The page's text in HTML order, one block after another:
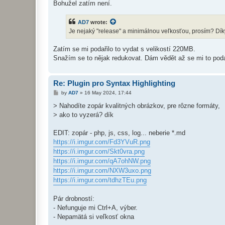
Bohužel zatím není.
AD7 wrote:
Je nejaký "release" a minimálnou veľkosťou, prosím?
Zatím se mi podařilo to vydat s velikostí 220MB.
Snažím se to nějak redukovat. Dám vědět až se mi to
Re: Plugin pro Syntax Highlighting
P
s
by AD7» 16 May 2024, 17:44
> Nahodíte zopár kvalitných obrázkov, pre rôzne formáty,
> ako to vyzerá? dík
EDIT: zopár - php, js, css, log... neberie *.md
https://i.imgur.com/Fd3YVuR.png
https://i.imgur.com/Skt0vra.png
https://i.imgur.com/qA7ohNW.png
https://i.imgur.com/NXW3uxo.png
https://i.imgur.com/tdhzTEu.png
Pár drobností:
- Nefunguje mi Ctrl+A, výber.
- Nepamätá si veľkosť okna